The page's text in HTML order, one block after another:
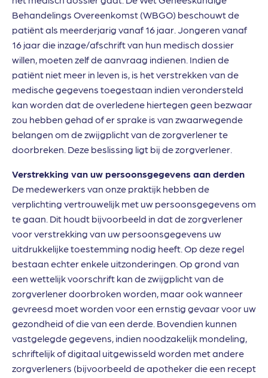
Behandelings Overeenkomst (WBGO) beschouwt de
patiënt als meerderjarig vanaf 16 jaar. Jongeren vanaf
16 jaar die inzage/afschrift van hun medisch dossier
willen, moeten zelf de aanvraag indienen. Indien de
patiënt niet meer in leven is, is het verstrekken van de
medische gegevens toegestaan indien verondersteld
kan worden dat de overledene hiertegen geen bezwaar
zou hebben gehad of er sprake is van zwaarwegende
belangen om de zwijgplicht van de zorgverlener te
doorbreken. Deze beslissing ligt bij de zorgverlener.
Verstrekking van uw persoonsgegevens aan derden
De medewerkers van onze praktijk hebben de
verplichting vertrouwelijk met uw persoonsgegevens om
te gaan. Dit houdt bijvoorbeeld in dat de zorgverlener
voor verstrekking van uw persoonsgegevens uw
uitdrukkelijke toestemming nodig heeft. Op deze regel
bestaan echter enkele uitzonderingen. Op grond van
een wettelijk voorschrift kan de zwijgplicht van de
zorgverlener doorbroken worden, maar ook wanneer
gevreesd moet worden voor een ernstig gevaar voor uw
gezondheid of die van een derde. Bovendien kunnen
vastgelegde gegevens, indien noodzakelijk mondeling,
schriftelijk of digitaal uitgewisseld worden met andere
zorgverleners (bijvoorbeeld de apotheker die een recept